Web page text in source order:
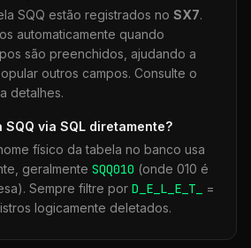
SQQ estão registrados no SX7.
automaticamente quando
são preenchidos, ajudando a
outros campos. Consulte o
detalhes.
SQQ via SQL diretamente?
físico da tabela no banco usa
geralmente SQQ010 (onde 010 é
Sempre filtre por D_E_L_E_T_
=
logicamente deletados.